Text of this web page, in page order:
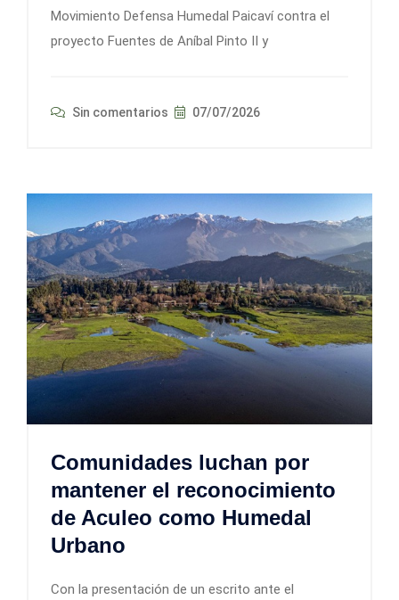
Movimiento Defensa Humedal Paicaví contra el
proyecto Fuentes de Aníbal Pinto II y
Sin comentarios 07/07/2026
Comunidades luchan por
mantener el reconocimiento
de Aculeo como Humedal
Urbano
Con la presentación de un escrito ante el